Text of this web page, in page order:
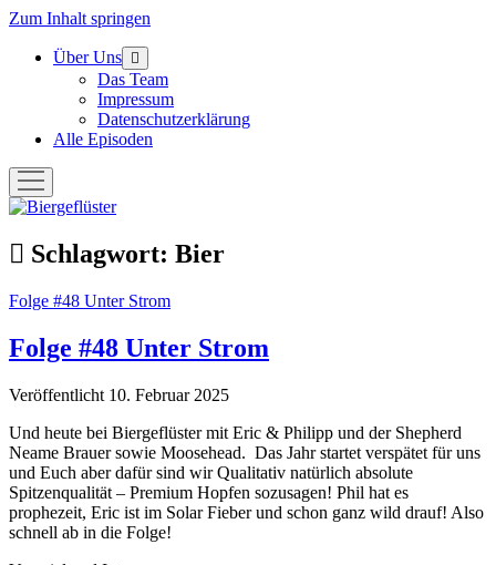
Zum Inhalt springen
Über Uns Menü
öffnen
Das Team
Impressum
Datenschutzerklärung
Alle Episoden
Menü
öffnen
Biergeflüster
Schlagwort: Bier
Folge #48 Unter Strom
Folge #48 Unter Strom
Veröffentlicht 10. Februar 2025
Und heute bei Biergeflüster mit Eric & Philipp und der Shepherd
Neame Brauer sowie Moosehead. Das Jahr startet verspätet für uns
und Euch aber dafür sind wir Qualitativ natürlich absolute
Spitzenqualität – Premium Hopfen sozusagen! Phil hat es
prophezeit, Eric ist im Solar Fieber und schon ganz wild drauf! Also
schnell ab in die Folge!